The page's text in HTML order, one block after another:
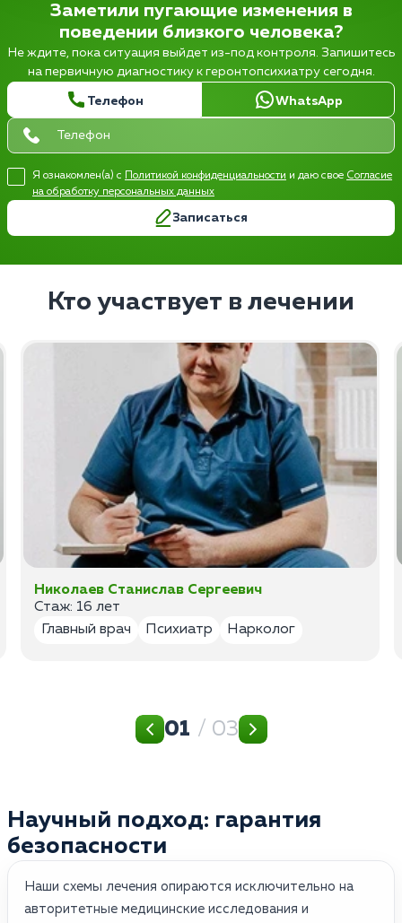
Заметили пугающие изменения в
поведении близкого человека?
Не ждите, пока ситуация выйдет из-под контроля. Запишитесь
на первичную диагностику к геронтопсихиатру сегодня.
Телефон WhatsApp
Я ознакомлен(а) с Политикой конфиденциальности и даю свое Согласие
на обработку персональных данных
Записаться
Кто участвует в лечении
Николаев Станислав Сергеевич
Стаж: 16 лет
Главный врач
Психиатр Нарколог
01 / 03
Научный подход: гарантия
безопасности
Наши схемы лечения опираются исключительно на
авторитетные медицинские исследования и